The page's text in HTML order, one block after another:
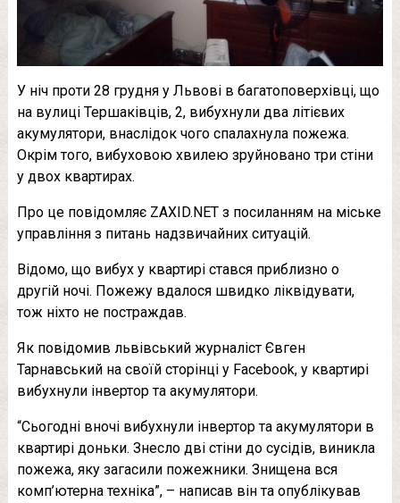
У ніч проти 28 грудня у Львові в багатоповерхівці, що
на вулиці Тершаківців, 2, вибухнули два літієвих
акумулятори, внаслідок чого спалахнула пожежа.
Окрім того, вибуховою хвилею зруйновано три стіни
у двох квартирах.
Про це повідомляє ZAXID.NET з посиланням на міське
управління з питань надзвичайних ситуацій.
Відомо, що вибух у квартирі стався приблизно о
другій ночі. Пожежу вдалося швидко ліквідувати,
тож ніхто не постраждав.
Як повідомив львівський журналіст Євген
Тарнавський на своїй сторінці у Facebook, у квартирі
вибухнули інвертор та акумулятори.
“Сьогодні вночі вибухнули інвертор та акумулятори в
квартирі доньки. Знесло дві стіни до сусідів, виникла
пожежа, яку загасили пожежники. Знищена вся
комп’ютерна техніка”, – написав він та опублікував